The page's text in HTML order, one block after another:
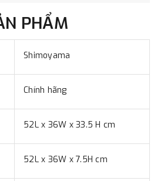
PHẨM
Shimoyama
Chính hãng
52L x 36W x 33.5 H cm
52L x 36W x 7.5H cm